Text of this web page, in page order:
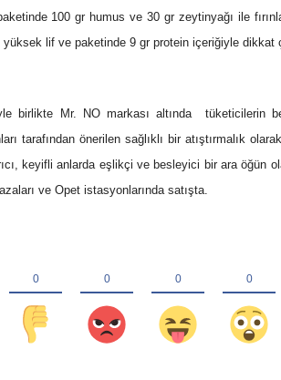
100 gr humus ve 30 gr zeytinyağı ile
lif ve paketinde 9 gr protein içeriğiyle dikkat
birlikte Mr. NO markası altında tüketicilerin
tarafından önerilen sağlıklı bir atıştırmalık
keyifli anlarda eşlikçi ve besleyici bir ara öğün
ve Opet istasyonlarında satışta.